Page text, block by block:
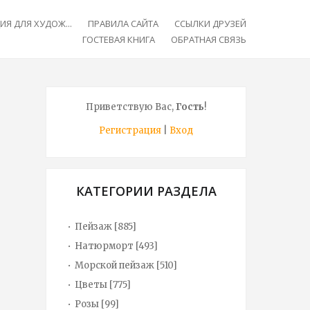
ДЛЯ ХУДОЖ... ПРАВИЛА САЙТА
ССЫЛКИ ДРУЗЕЙ
ГОСТЕВАЯ КНИГА
ОБРАТНАЯ СВЯЗЬ
Приветствую Вас,Гость!
Регистрация
Вход
КАТЕГОРИИ РАЗДЕЛА
Пейзаж [885]
Натюрморт [493]
Морской пейзаж [510]
Цветы [775]
Розы [99]